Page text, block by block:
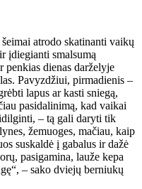
atrodo skatinanti vaikų
įdiegianti smalsumą
penkias dienas darželyje
Pavyzdžiui, pirmadienis –
lapus ar kasti sniegą,
pasidalinimą, kad vaikai
– tą gali daryti tik
žemuoges, mačiau, kaip
suskaldė į gabalus ir dažė
pasigamina, lauže kepa
– sako dviejų berniukų